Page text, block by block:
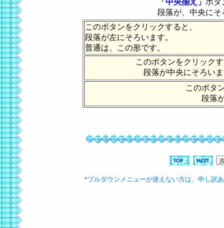
段落が、中央にそ
このボタンをクリックすると、
段落が左にそろいます。
普通は、この形です。
このボタンをクリック
段落が中央にそろい
このボタ
段落
*プルダウンメニューが使えない方は、申し訳